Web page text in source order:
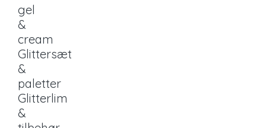
gel
&
cream
Glittersæt
&
paletter
Glitterlim
&